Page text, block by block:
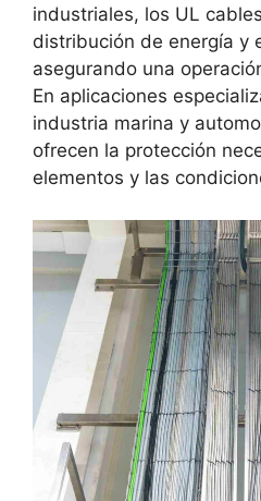
industriales, los UL
distribución de energía y
asegurando una
En aplicaciones
industria marina y
ofrecen la protección
elementos y las